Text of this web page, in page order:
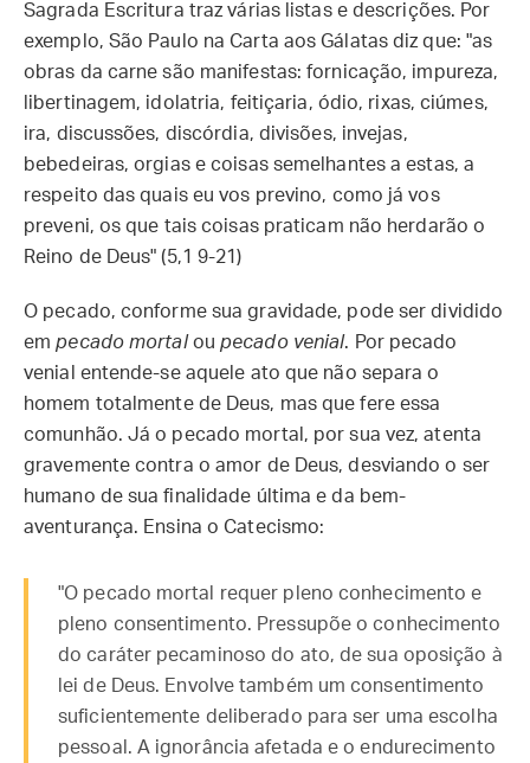
Sagrada Escritura traz várias listas e descrições. Por
exemplo, São Paulo na Carta aos Gálatas diz que: "as
obras da carne são manifestas: fornicação, impureza,
libertinagem, idolatria, feitiçaria, ódio, rixas, ciúmes,
ira, discussões, discórdia, divisões, invejas,
bebedeiras, orgias e coisas semelhantes a estas, a
respeito das quais eu vos previno, como já vos
preveni, os que tais coisas praticam não herdarão o
Reino de Deus" (5,1 9-21)
O pecado, conforme sua gravidade, pode ser dividido
empecado mortaloupecado venial. Por pecado
venial entende-se aquele ato que não separa o
homem totalmente de Deus, mas que fere essa
comunhão. Já o pecado mortal, por sua vez, atenta
gravemente contra o amor de Deus, desviando o ser
humano de sua finalidade última e da bem-
aventurança. Ensina o Catecismo:
"O pecado mortal requer pleno conhecimento e
pleno consentimento. Pressupõe o conhecimento
do caráter pecaminoso do ato, de sua oposição à
lei de Deus. Envolve também um consentimento
suficientemente deliberado para ser uma escolha
pessoal. A ignorância afetada e o endurecimento